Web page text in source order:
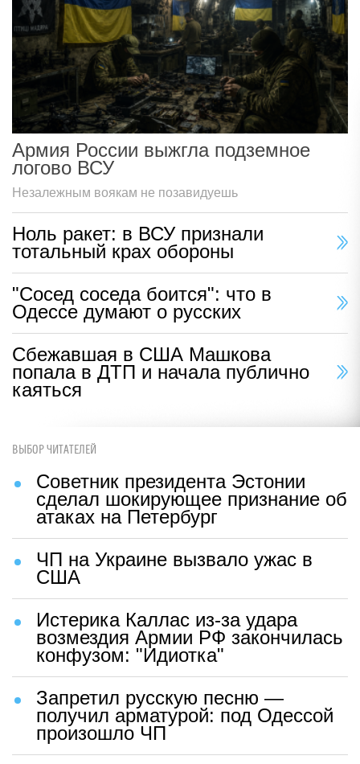
Армия России выжгла подземное
логово ВСУ
Незалежным воякам не позавидуешь
Ноль ракет: в ВСУ признали
тотальный крах обороны
"Сосед соседа боится": что в
Одессе думают о русских
Сбежавшая в США Машкова
попала в ДТП и начала публично
каяться
ВЫБОР ЧИТАТЕЛЕЙ
Советник президента Эстонии
сделал шокирующее признание об
атаках на Петербург
ЧП на Украине вызвало ужас в
США
Истерика Каллас из-за удара
возмездия Армии РФ закончилась
конфузом: "Идиотка"
Запретил русскую песню —
получил арматурой: под Одессой
произошло ЧП